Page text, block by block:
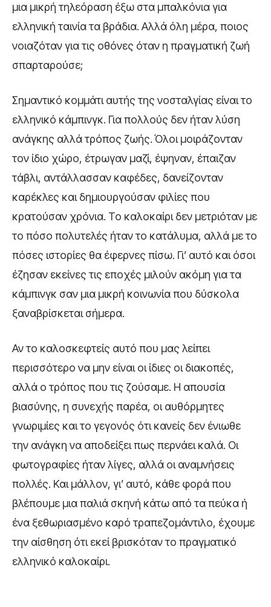
μια μικρή τηλεόραση έξω στα μπαλκόνια για
ελληνική ταινία τα βράδια. Αλλά όλη μέρα, ποιος
νοιαζόταν για τις οθόνες όταν η πραγματική ζωή
σπαρταρούσε;
Σημαντικό κομμάτι αυτής της νοσταλγίας είναι το
ελληνικό κάμπινγκ. Για πολλούς δεν ήταν λύση
ανάγκης αλλά τρόπος ζωής. Όλοι μοιράζονταν
τον ίδιο χώρο, έτρωγαν μαζί, έψηναν, έπαιζαν
τάβλι, αντάλλασσαν καφέδες, δανείζονταν
καρέκλες και δημιουργούσαν φιλίες που
κρατούσαν χρόνια. Το καλοκαίρι δεν μετριόταν με
το πόσο πολυτελές ήταν το κατάλυμα, αλλά με το
πόσες ιστορίες θα έφερνες πίσω. Γι’ αυτό και όσοι
έζησαν εκείνες τις εποχές μιλούν ακόμη για τα
κάμπινγκ σαν μια μικρή κοινωνία που δύσκολα
ξαναβρίσκεται σήμερα.
Αν το καλοσκεφτείς αυτό που μας λείπει
περισσότερο να μην είναι οι ίδιες οι διακοπές,
αλλά ο τρόπος που τις ζούσαμε. Η απουσία
βιασύνης, η συνεχής παρέα, οι αυθόρμητες
γνωριμίες και το γεγονός ότι κανείς δεν ένιωθε
την ανάγκη να αποδείξει πως περνάει καλά. Οι
φωτογραφίες ήταν λίγες, αλλά οι αναμνήσεις
πολλές. Και μάλλον, γι’ αυτό, κάθε φορά που
βλέπουμε μια παλιά σκηνή κάτω από τα πεύκα ή
ένα ξεθωριασμένο καρό τραπεζομάντιλο, έχουμε
την αίσθηση ότι εκεί βρισκόταν το πραγματικό
ελληνικό καλοκαίρι.